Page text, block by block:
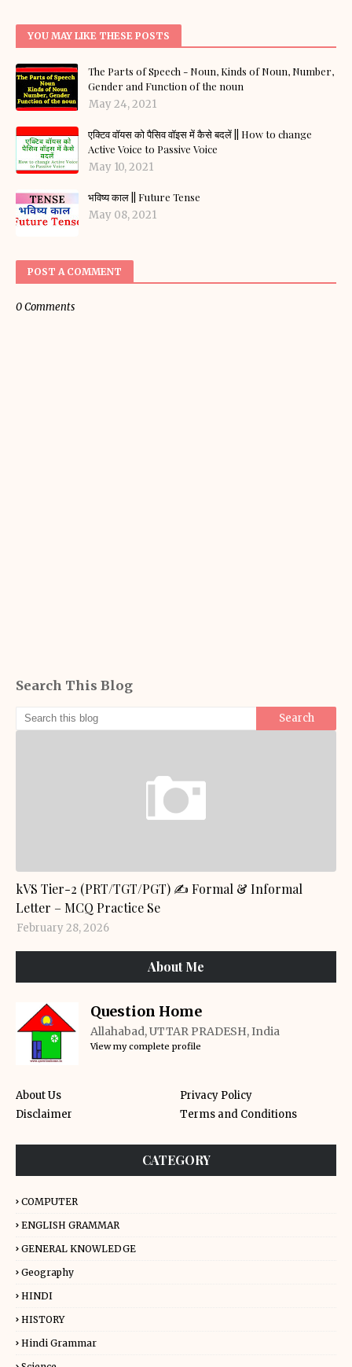
YOU MAY LIKE THESE POSTS
The Parts of Speech - Noun, Kinds of Noun, Number,
Gender and Function of the noun
May 24, 2021
एक्टिव वॉयस को पैसिव वॉइस में कैसे बदलें || How to change
Active Voice to Passive Voice
May 10, 2021
भविष्य काल || Future Tense
May 08, 2021
POST A COMMENT
0 Comments
Search This Blog
kVS Tier-2 (PRT/TGT/PGT) ✍️ Formal & Informal
Letter – MCQ Practice Se
February 28, 2026
About Me
Question Home
Allahabad, UTTAR PRADESH, India
View my complete profile
About Us
Privacy Policy
Disclaimer
Terms and Conditions
CATEGORY
COMPUTER
ENGLISH GRAMMAR
GENERAL KNOWLEDGE
Geography
HINDI
HISTORY
Hindi Grammar